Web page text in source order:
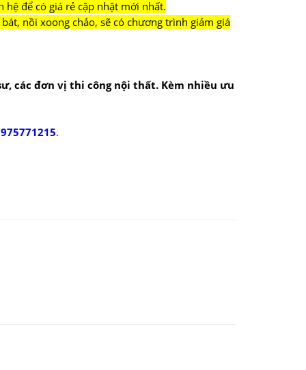
để có giá rẻ cập nhật mới nhất.
nồi xoong chảo, sẽ có chương trình giảm giá
các đơn vị thi công nội thất. Kèm nhiều ưu
.